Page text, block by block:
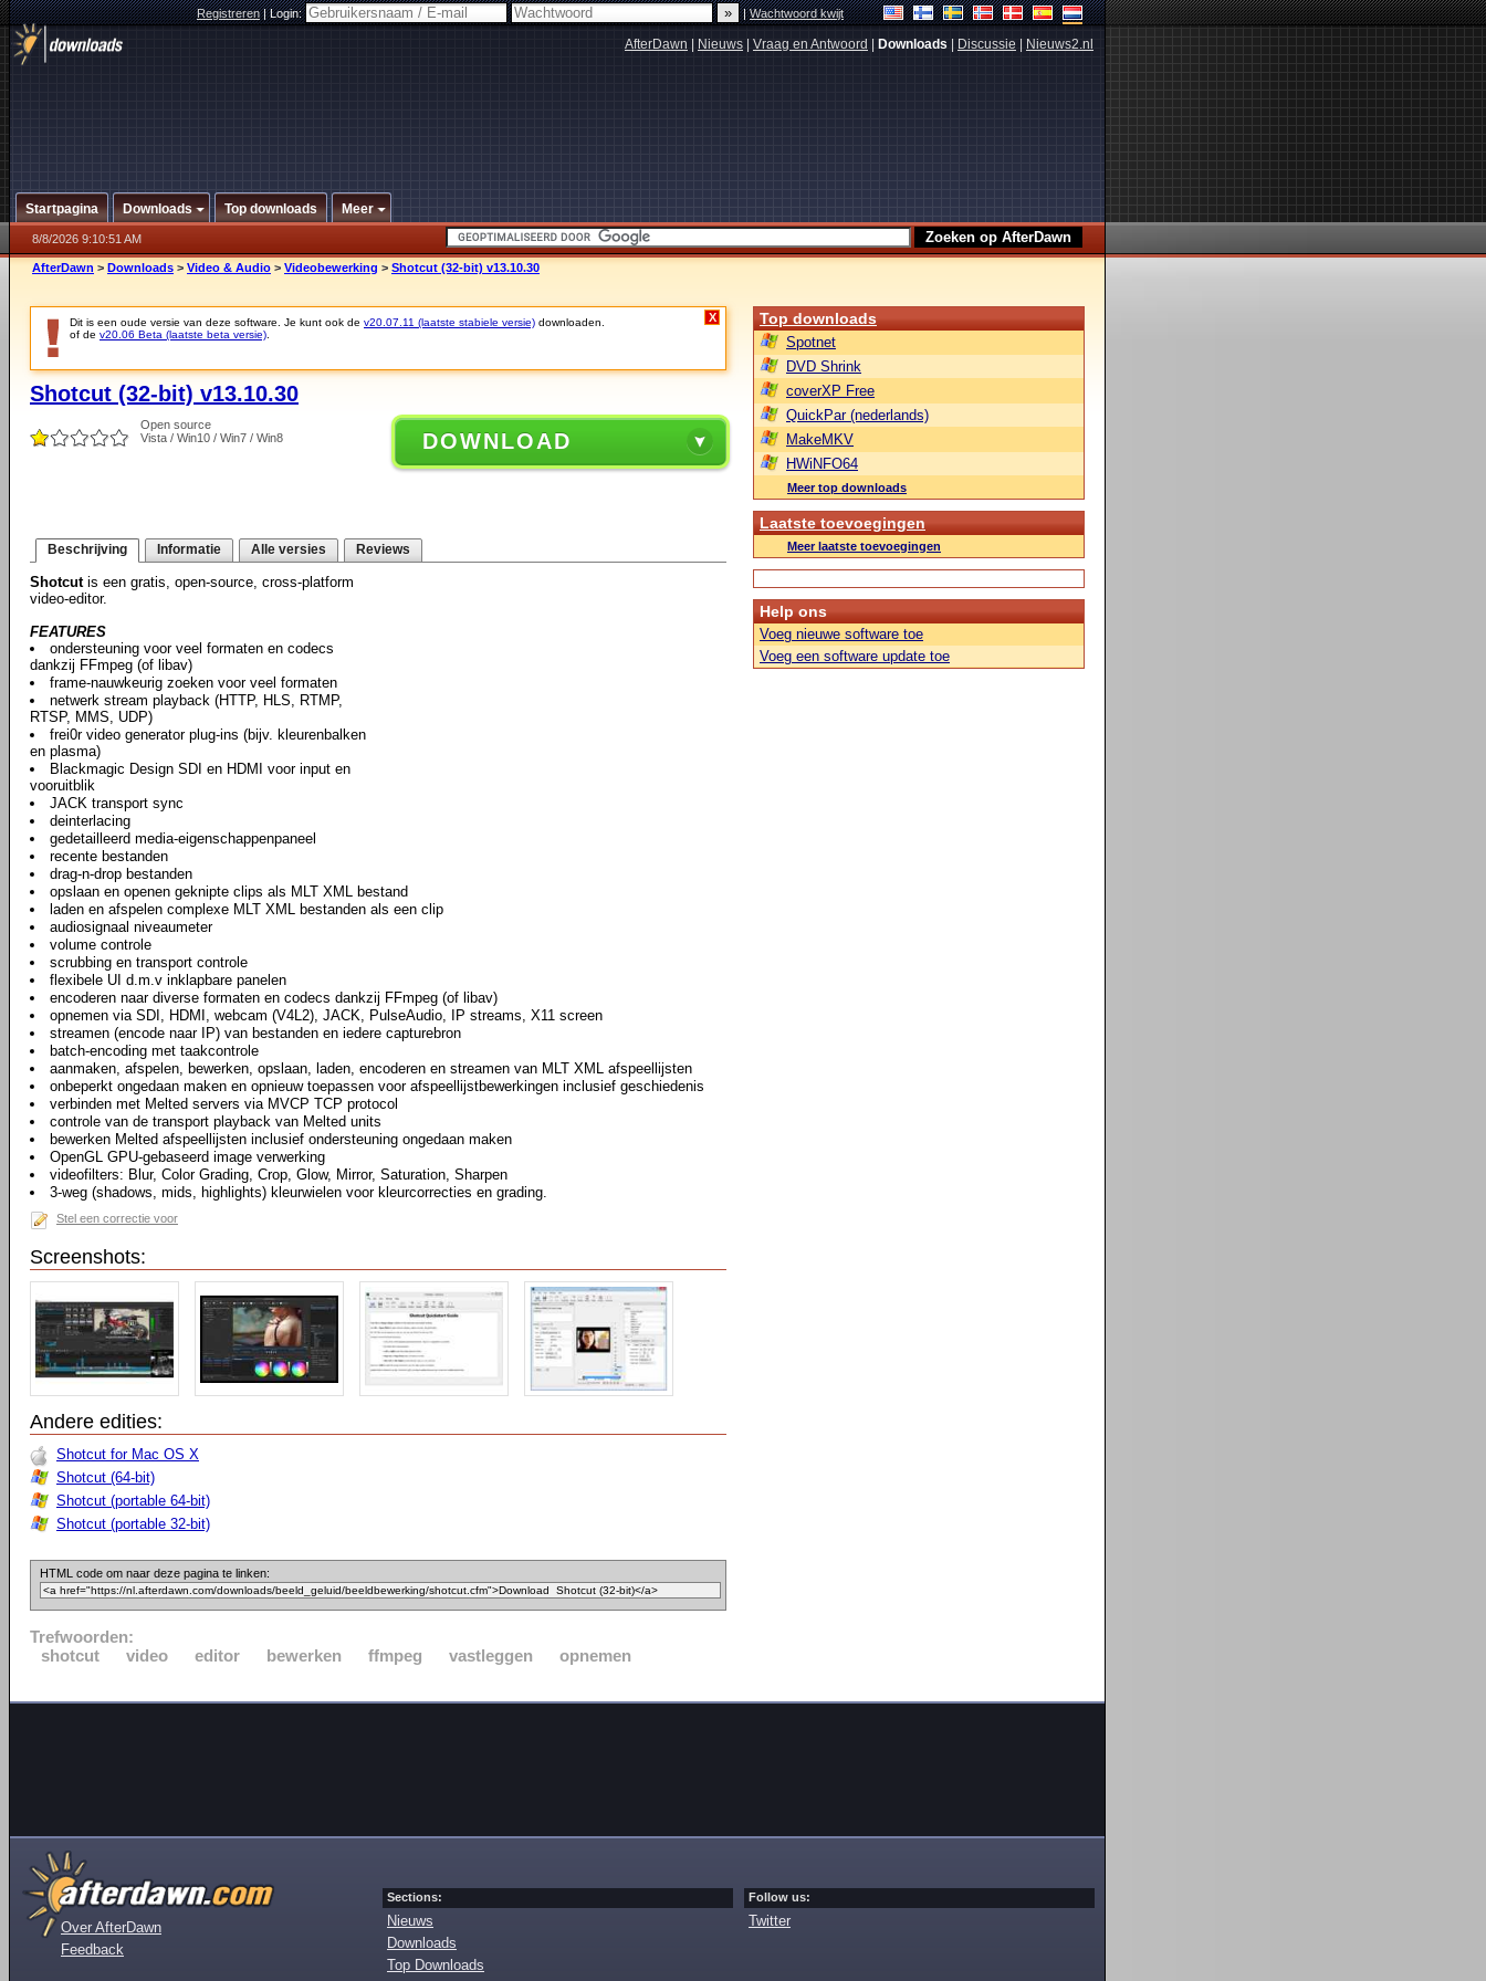
Registreren|Login: |Wachtwoord kwijt
AfterDawn Nieuws Vraag en Antwoord Downloads Discussie Nieuws2.nl
Startpagina Downloads Top downloads Meer
8/8/2026 9:10:51 AM
AfterDawn > Downloads > Video & Audio > Videobewerking > Shotcut (32-bit) v13.10.30
Dit is een oude versie van deze software. Je kunt ook de v20.07.11 (laatste stabiele versie) downloaden.
of de v20.06 Beta (laatste beta versie)
X
Shotcut (32-bit) v13.10.30
Open source
Vista / Win10 / Win7 / Win8
DOWNLOAD
Beschrijving Informatie Alle versies Reviews
Shotcutis een gratis, open-source, cross-platform
video-editor.
FEATURES
ondersteuning voor veel formaten en codecs
dankzij FFmpeg (of libav)
frame-nauwkeurig zoeken voor veel formaten
netwerk stream playback (HTTP, HLS, RTMP,
RTSP, MMS, UDP)
frei0r video generator plug-ins (bijv. kleurenbalken
en plasma)
Blackmagic Design SDI en HDMI voor input en
vooruitblik
JACK transport sync
deinterlacing
gedetailleerd media-eigenschappenpaneel
recente bestanden
drag-n-drop bestanden
opslaan en openen geknipte clips als MLT XML bestand
laden en afspelen complexe MLT XML bestanden als een clip
audiosignaal niveaumeter
volume controle
scrubbing en transport controle
flexibele UI d.m.v inklapbare panelen
encoderen naar diverse formaten en codecs dankzij FFmpeg (of libav)
opnemen via SDI, HDMI, webcam (V4L2), JACK, PulseAudio, IP streams, X11 screen
streamen (encode naar IP) van bestanden en iedere capturebron
batch-encoding met taakcontrole
aanmaken, afspelen, bewerken, opslaan, laden, encoderen en streamen van MLT XML afspeellijsten
onbeperkt ongedaan maken en opnieuw toepassen voor afspeellijstbewerkingen inclusief geschiedenis
verbinden met Melted servers via MVCP TCP protocol
controle van de transport playback van Melted units
bewerken Melted afspeellijsten inclusief ondersteuning ongedaan maken
OpenGL GPU-gebaseerd image verwerking
videofilters: Blur, Color Grading, Crop, Glow, Mirror, Saturation, Sharpen
3-weg (shadows, mids, highlights) kleurwielen voor kleurcorrecties en grading.
Stel een correctie voor
Screenshots:
Andere edities:
Shotcut for Mac OS X
Shotcut (64-bit)
Shotcut (portable 64-bit)
Shotcut (portable 32-bit)
HTML code om naar deze pagina te linken:
Trefwoorden:
shotcut
video editor bewerken ffmpeg vastleggen opnemen
Top downloads
Spotnet
DVD Shrink
coverXP Free
QuickPar (nederlands)
MakeMKV
HWiNFO64
Meer top downloads
Laatste toevoegingen
Meer laatste toevoegingen
Help ons
Voeg nieuwe software toe
Voeg een software update toe
Over AfterDawn
Feedback
Sections:
Nieuws
Downloads
Top Downloads
Follow us:
Twitter